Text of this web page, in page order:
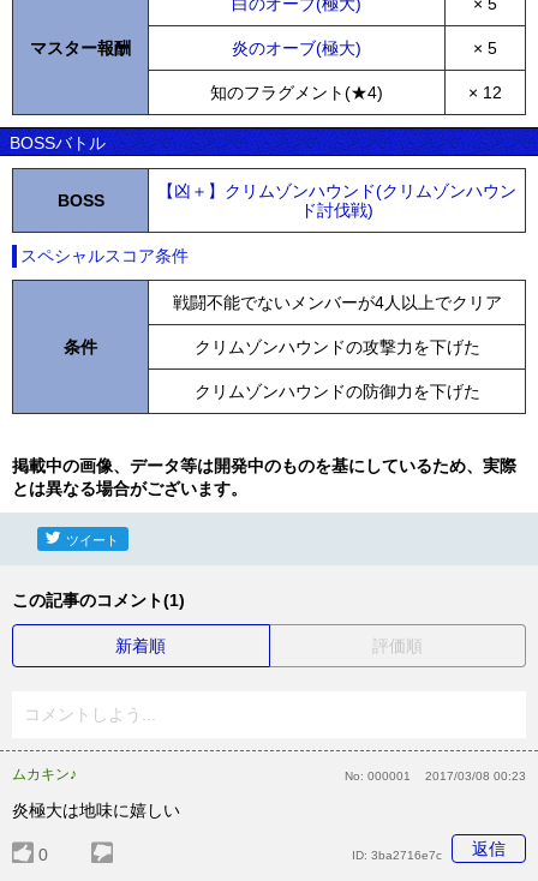
マスター報酬 炎のオーブ(極大) × 5
知のフラグメント(★4) × 12
BOSSバトル
BOSS
【凶＋】クリムゾンハウンド(クリムゾンハウン
ド討伐戦)
スペシャルスコア条件
条件
戦闘不能でないメンバーが4人以上でクリア
クリムゾンハウンドの攻撃力を下げた
クリムゾンハウンドの防御力を下げた
掲載中の画像、データ等は開発中のものを基にしているため、実際
とは異なる場合がございます。
ツイート
この記事のコメント(1)
新着順 評価順
コメントしよう...
ムカキン♪ No: 000001 2017/03/08 00:23
炎極大は地味に嬉しい
0 返信
ID: 3ba2716e7c